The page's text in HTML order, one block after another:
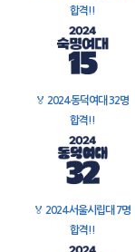
합격!!
🏅 2024 동덕여대 32명
합격!!
🏅 2024 서울시립대 7명
합격!!